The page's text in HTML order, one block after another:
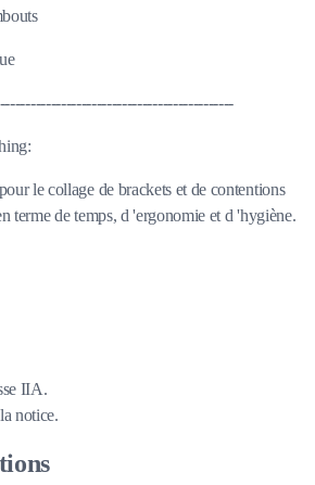
le collage de brackets et de contentions
terme de temps, d 'ergonomie et d 'hygiène.
IIA.
notice.